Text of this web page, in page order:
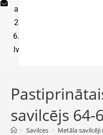
a
2
6.
lv
savilcējs 64-
> Savilces > Metāla